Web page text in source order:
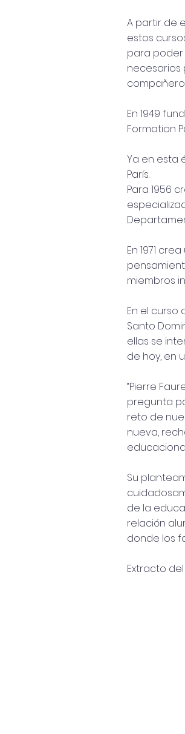
A partir de
estos
para poder
necesarios
En 1949
Formation
Ya en esta
París.
Para 1956
En 1971
miembros
En el curso
Santo
ellas se
de hoy, en
“Pierre
pregunta
reto de
nueva,
Su
de la
relación
donde los
Extracto